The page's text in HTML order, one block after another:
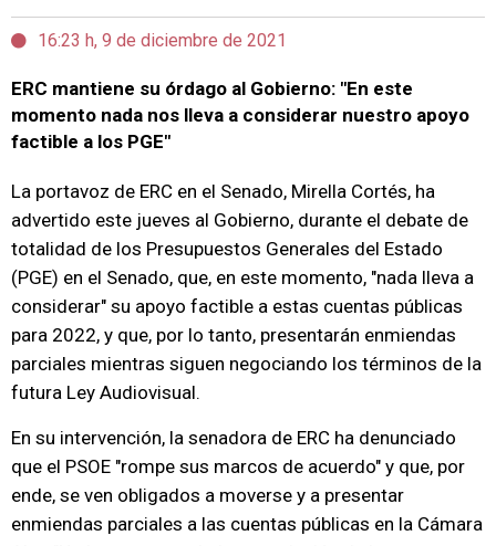
16:23 h, 9 de diciembre de 2021
ERC mantiene su órdago al Gobierno: "En este
momento nada nos lleva a considerar nuestro apoyo
factible a los PGE"
La portavoz de ERC en el Senado, Mirella Cortés, ha
advertido este jueves al Gobierno, durante el debate de
totalidad de los Presupuestos Generales del Estado
(PGE) en el Senado, que, en este momento, "nada lleva a
considerar" su apoyo factible a estas cuentas públicas
para 2022, y que, por lo tanto, presentarán enmiendas
parciales mientras siguen negociando los términos de la
futura Ley Audiovisual.
En su intervención, la senadora de ERC ha denunciado
que el PSOE "rompe sus marcos de acuerdo" y que, por
ende, se ven obligados a moverse y a presentar
enmiendas parciales a las cuentas públicas en la Cámara